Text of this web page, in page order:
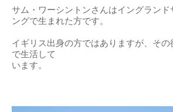
サム・ワーシントンさんはイングランド
ングで生まれた方です。
イギリス出身の方ではありますが、そ
で生活して
います。